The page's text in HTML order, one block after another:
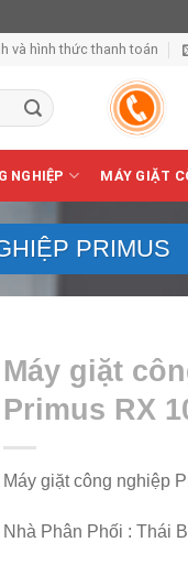
và hình thức thanh toán
NGHIỆP MÁY GIẶT
PRIMUS
Máy giặt
Primus RX
Máy giặt công nghiệp
Nhà Phân Phối : Thái